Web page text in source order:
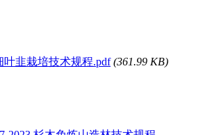
叶韭栽培技术规程.pdf (361.99 KB)